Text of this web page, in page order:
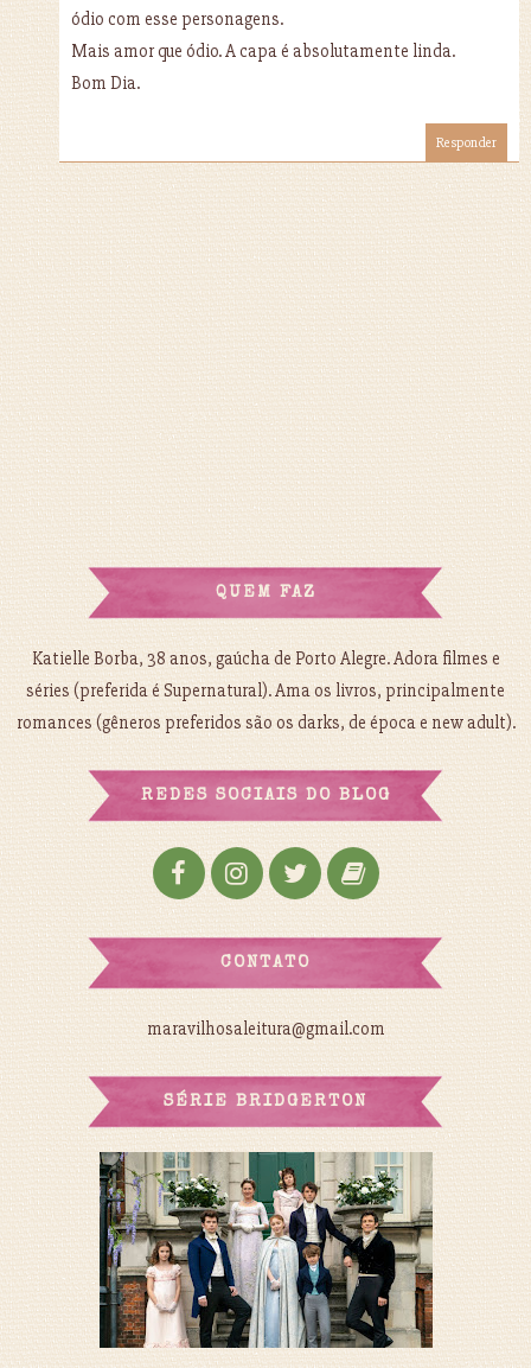
ódio com esse personagens.
Mais amor que ódio. A capa é absolutamente linda.
Bom Dia.
Responder
QUEM FAZ
Katielle Borba, 38 anos, gaúcha de Porto Alegre. Adora filmes e
séries (preferida é Supernatural). Ama os livros, principalmente
romances (gêneros preferidos são os darks, de época e new adult).
REDES SOCIAIS DO BLOG
CONTATO
maravilhosaleitura@gmail.com
SÉRIE BRIDGERTON